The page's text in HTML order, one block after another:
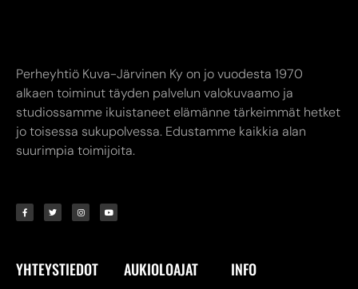
Perheyhtiö Kuva-Järvinen Ky on jo vuodesta 1970
alkaen toiminut täyden palvelun valokuvaamo ja
studiossamme ikuistaneet elämänne tärkeimmät hetket
jo toisessa sukupolvessa. Edustamme kaikkia alan
suurimpia toimijoita.
YHTEYSTIEDOT AUKIOLOAJAT INFO